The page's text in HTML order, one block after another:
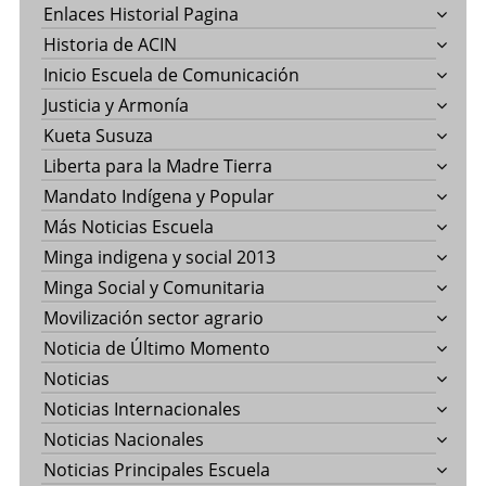
Enlaces Historial Pagina
Historia de ACIN
Inicio Escuela de Comunicación
Justicia y Armonía
Kueta Susuza
Liberta para la Madre Tierra
Mandato Indígena y Popular
Más Noticias Escuela
Minga indigena y social 2013
Minga Social y Comunitaria
Movilización sector agrario
Noticia de Último Momento
Noticias
Noticias Internacionales
Noticias Nacionales
Noticias Principales Escuela